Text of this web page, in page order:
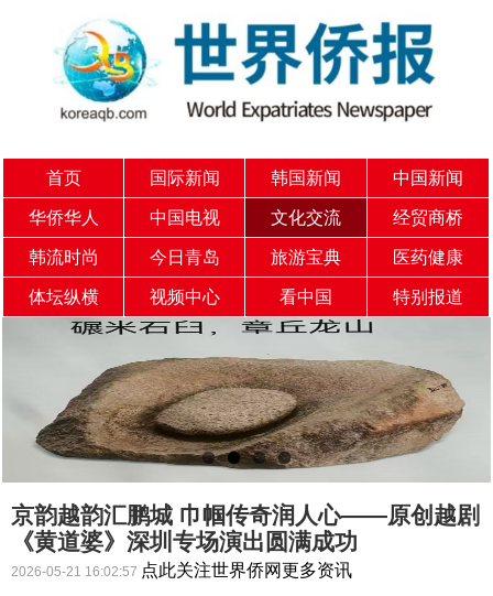
首页 国际新闻 韩国新闻 中国新闻
华侨华人 中国电视 文化交流 经贸商桥
韩流时尚 今日青岛 旅游宝典 医药健康
体坛纵横 视频中心 看中国 特别报道
京韵越韵汇鹏城 巾帼传奇润人心——原创越剧
《黄道婆》深圳专场演出圆满成功
2026-05-21 16:02:57 点此关注世界侨网更多资讯